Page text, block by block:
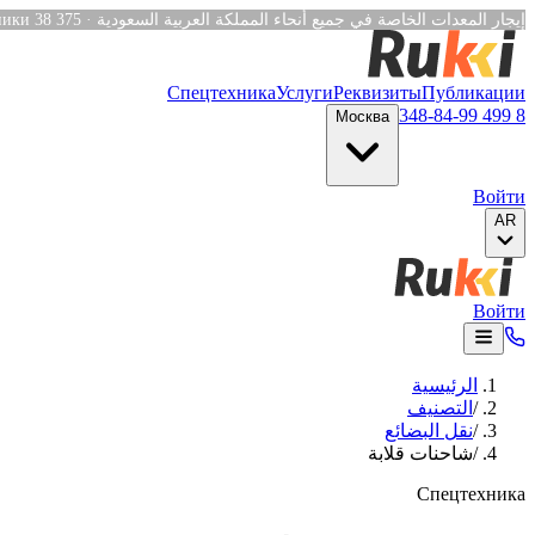
Verification: e6a4652c04df1fb8
·
38 375
СпецтехникаУслугиРеквизитыПубликации
8 499 348-84-99
Москва
Войти
AR
Войти
الرئيسية
/ التصنيف
/نقل البضائع
/شاحنات قلابة
Спецтехника